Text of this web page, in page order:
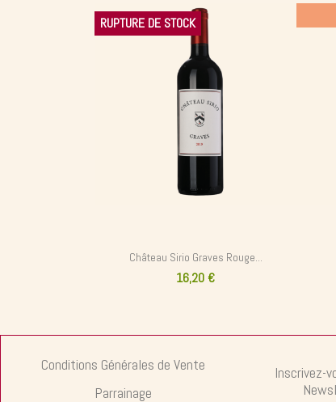
Château Sirio Graves Rouge...
16,20 €
RUPTURE DE STOCK
Conditions Générales de Vente
Parrainage
Inscrivez-